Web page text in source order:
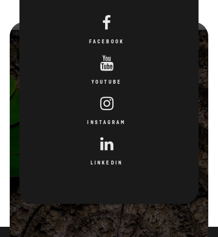
FACEBOOK
YOUTUBE
INSTAGRAM
LINKEDIN